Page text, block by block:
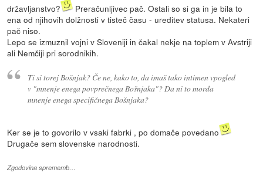
državljanstvo?
Preračunljivec pač. Ostali so si ga in je bila to
ena od njihovih dolžnosti v tisteč času - ureditev statusa. Nekateri
pač niso.
Lepo se izmuznil vojni v Sloveniji in čakal nekje na toplem v Avstriji
ali Nemčiji pri sorodnikih.
Ti si torej Bošnjak? Če ne, kako to, da imaš tako intimen vpogled
v "mnenje enega povprečnega Bošnjaka"? Da ni to morda
mnenje enega specifičnega Bošnjaka?
Ker se je to govorilo v vsaki fabrki , po domače povedano
Drugače sem slovenske narodnosti.
Zgodovina sprememb…